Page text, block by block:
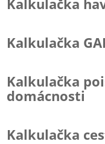
Kalkulačka
Kalkulačka
Kalkulačka
domácnosti
Kalkulačka